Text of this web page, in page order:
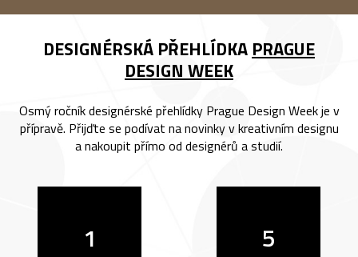
DESIGNÉRSKÁ PŘEHLÍDKA PRAGUE
DESIGN WEEK
Osmý ročník designérské přehlídky Prague Design Week je v
přípravě. Přijďte se podívat na novinky v kreativním designu
a nakoupit přímo od designérů a studií.
1 5